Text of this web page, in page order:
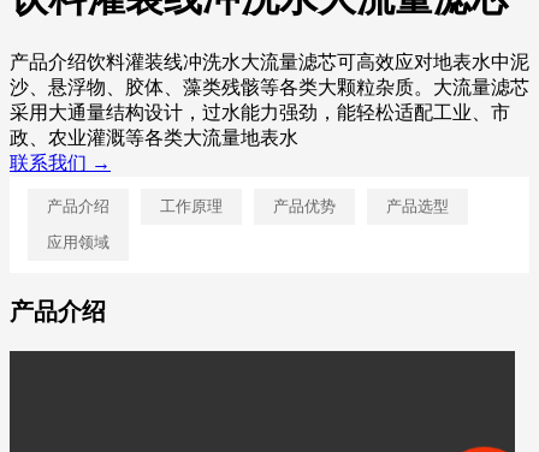
产品介绍饮料灌装线冲洗水大流量滤芯可高效应对地表水中泥
沙、悬浮物、胶体、藻类残骸等各类大颗粒杂质。大流量滤芯
采用大通量结构设计，过水能力强劲，能轻松适配工业、市
政、农业灌溉等各类大流量地表水
联系我们 →
产品介绍 工作原理 产品优势
产品选型
应用领域
产品介绍